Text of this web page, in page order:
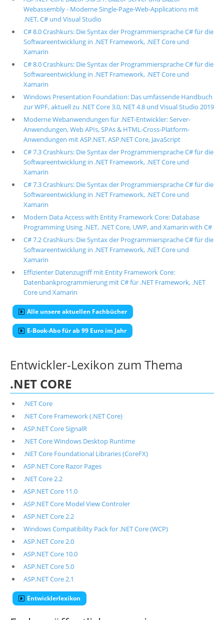
Webassembly - Moderne Single-Page-Web-Applications mit
.NET, C# und Visual Studio
C# 8.0 Crashkurs: Die Syntax der Programmiersprache C# für die
Softwareentwicklung in .NET Framework, .NET Core und
Xamarin
C# 8.0 Crashkurs: Die Syntax der Programmiersprache C# für die
Softwareentwicklung in .NET Framework, .NET Core und
Xamarin
Windows Presentation Foundation: Das umfassende Handbuch
zur WPF, aktuell zu .NET Core 3.0, NET 4.8 und Visual Studio 2019
Moderne Webanwendungen für .NET-Entwickler: Server-
Anwendungen, Web APIs, SPAs & HTML-Cross-Platform-
Anwendungen mit ASP.NET, ASP.NET Core, JavaScript
C# 7.3 Crashkurs: Die Syntax der Programmiersprache C# für die
Softwareentwicklung in .NET Framework, .NET Core und
Xamarin
C# 7.3 Crashkurs: Die Syntax der Programmiersprache C# für die
Softwareentwicklung in .NET Framework, .NET Core und
Xamarin
Modern Data Access with Entity Framework Core: Database
Programming Using .NET, .NET Core, UWP, and Xamarin with C#
C# 7.2 Crashkurs: Die Syntax der Programmiersprache C# für die
Softwareentwicklung in .NET Framework, .NET Core und
Xamarin
Effizienter Datenzugriff mit Entity Framework Core:
Datenbankprogrammierung mit C# für .NET Framework, .NET
Core und Xamarin
Alle unsere aktuellen Fachbücher
E-Book-Abo für ab 99 Euro im Jahr
Entwickler-Lexikon zum Thema
.NET CORE
.NET Core
.NET Core Framework (.NET Core)
ASP.NET Core SignalR
.NET Core Windows Desktop Runtime
.NET Core Foundational Libraries (CoreFX)
ASP.NET Core Razor Pages
.NET Core 2.2
ASP.NET Core 11.0
ASP.NET Core Model View Controler
ASP.NET Core 2.2
Windows Compatibility Pack for .NET Core (WCP)
ASP.NET Core 2.0
ASP.NET Core 10.0
ASP.NET Core 5.0
ASP.NET Core 2.1
Entwicklerlexikon